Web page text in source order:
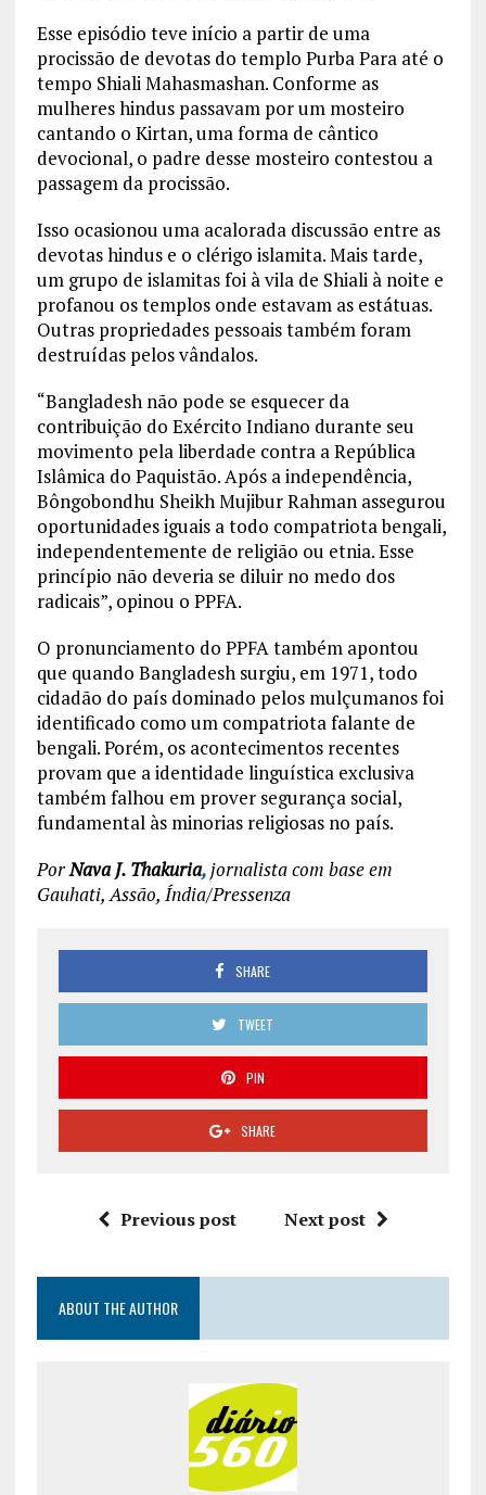
Esse episódio teve início a partir de uma
procissão de devotas do templo Purba Para até o
tempo Shiali Mahasmashan. Conforme as
mulheres hindus passavam por um mosteiro
cantando o Kirtan, uma forma de cântico
devocional, o padre desse mosteiro contestou a
passagem da procissão.
Isso ocasionou uma acalorada discussão entre as
devotas hindus e o clérigo islamita. Mais tarde,
um grupo de islamitas foi à vila de Shiali à noite e
profanou os templos onde estavam as estátuas.
Outras propriedades pessoais também foram
destruídas pelos vândalos.
“Bangladesh não pode se esquecer da
contribuição do Exército Indiano durante seu
movimento pela liberdade contra a República
Islâmica do Paquistão. Após a independência,
Bôngobondhu Sheikh Mujibur Rahman assegurou
oportunidades iguais a todo compatriota bengali,
independentemente de religião ou etnia. Esse
princípio não deveria se diluir no medo dos
radicais”, opinou o PPFA.
O pronunciamento do PPFA também apontou
que quando Bangladesh surgiu, em 1971, todo
cidadão do país dominado pelos mulçumanos foi
identificado como um compatriota falante de
bengali. Porém, os acontecimentos recentes
provam que a identidade linguística exclusiva
também falhou em prover segurança social,
fundamental às minorias religiosas no país.
PorNava J. Thakuria,jornalista com base em
Gauhati, Assão, Índia/Pressenza
SHARE
TWEET
PIN
SHARE
Previous post Next post
ABOUT THE AUTHOR